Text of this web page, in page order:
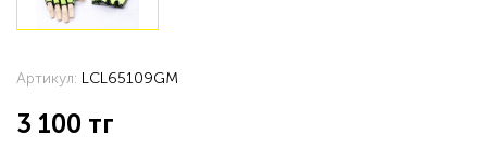
Артикул: LCL65109GM
3 100 тг